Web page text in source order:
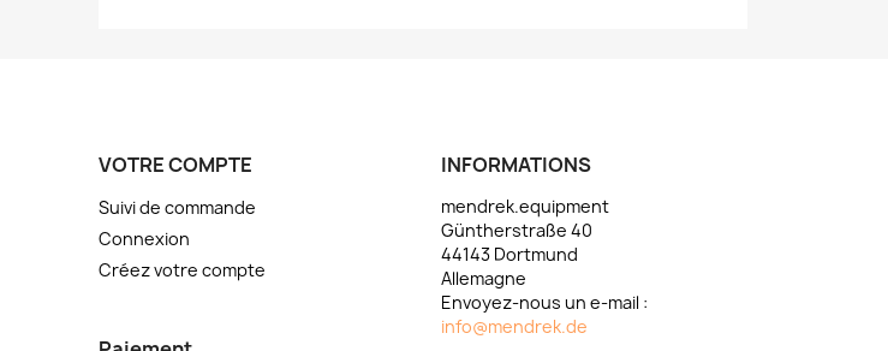
VOTRE COMPTE
Suivi de commande
Connexion
Créez votre compte
INFORMATIONS
mendrek.equipment
Güntherstraße 40
44143 Dortmund
Allemagne
Envoyez-nous un e-mail :
info@mendrek.de